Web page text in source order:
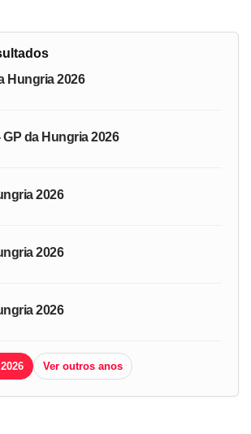
Hungria 2026
da Hungria 2026
2026
2026
2026
Ver outros anos